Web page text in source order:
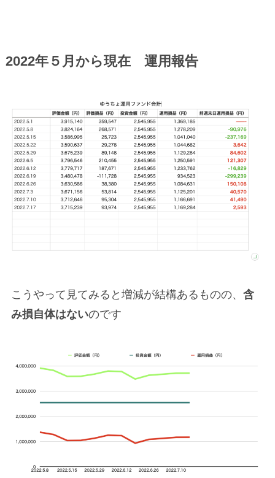
2022年５月から現在 運用報告
こうやって見てみると増減が結構あるものの、 含
み損自体はないのです